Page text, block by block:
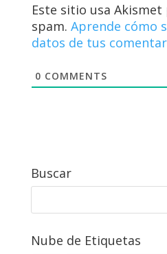
Este sitio usa
spam. Aprende cómo
datos de tus
0 COMMENTS
Buscar
Nube de Etiquetas